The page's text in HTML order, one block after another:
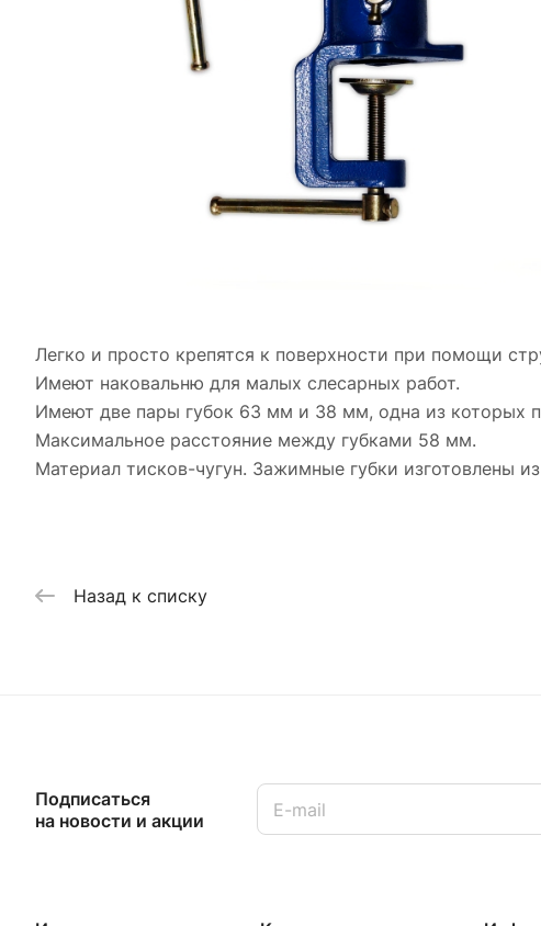
Легко и просто крепятся к поверхности при помощи
Имеют наковальню для малых слесарных работ.
Имеют две пары губок 63 мм и 38 мм, одна из которых
Максимальное расстояние между губками 58 мм.
Материал тисков-чугун. Зажимные губки изготовлены
Назад к списку
Подписаться
на новости и акции